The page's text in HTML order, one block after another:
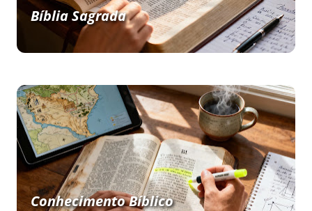
Bíblia Sagrada
Conhecimento Bíblico